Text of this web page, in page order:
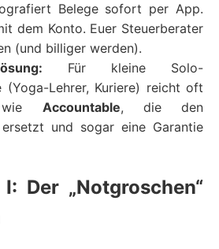
Belege sofort per App.
dem Konto. Euer Steuerberater
(und billiger werden).
Für kleine Solo-
(Yoga-Lehrer, Kuriere) reicht oft
Accountable, die den
ersetzt und sogar eine Garantie
Der „Notgroschen“